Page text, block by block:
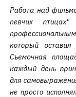
Работа над
певчих
который
Съемочная
каждый день
для
не просто